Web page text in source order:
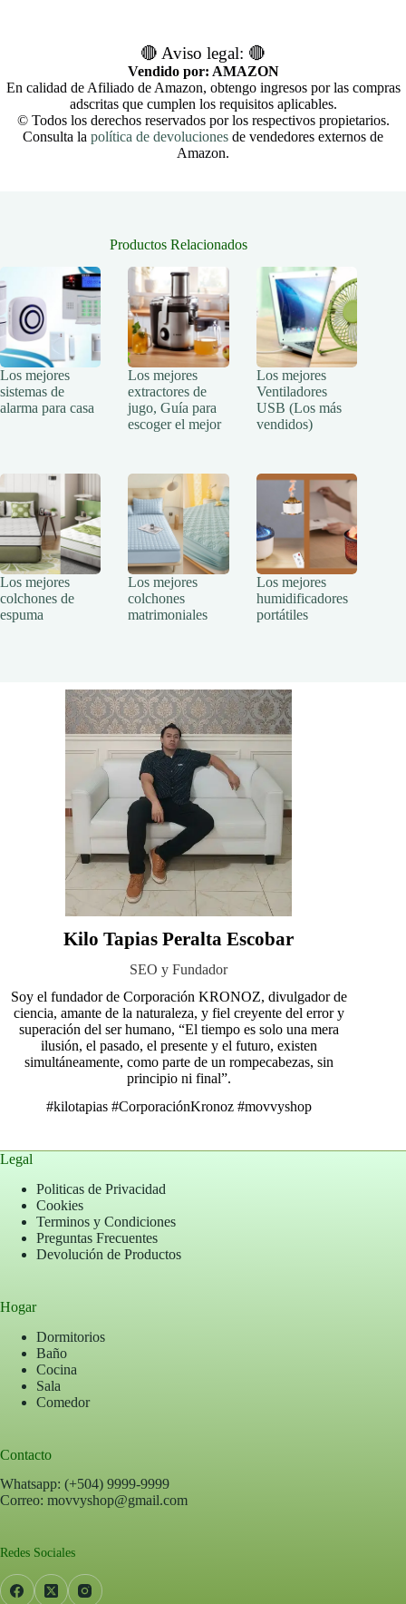
🔴 Aviso legal: 🔴
Vendido por: AMAZON
En calidad de Afiliado de Amazon, obtengo ingresos por las compras
adscritas que cumplen los requisitos aplicables.
© Todos los derechos reservados por los respectivos propietarios.
Consulta la política de devoluciones de vendedores externos de
Amazon.
Productos Relacionados
Los mejores
sistemas de
alarma para casa
Los mejores
extractores de
jugo, Guía para
escoger el mejor
Los mejores
Ventiladores
USB (Los más
vendidos)
Los mejores
colchones de
espuma
Los mejores
colchones
matrimoniales
Los mejores
humidificadores
portátiles
Kilo Tapias Peralta Escobar
SEO y Fundador
Soy el fundador de Corporación KRONOZ, divulgador de
ciencia, amante de la naturaleza, y fiel creyente del error y
superación del ser humano, “El tiempo es solo una mera
ilusión, el pasado, el presente y el futuro, existen
simultáneamente, como parte de un rompecabezas, sin
principio ni final”.
#kilotapias #CorporaciónKronoz #movvyshop
Legal
Politicas de Privacidad
Cookies
Terminos y Condiciones
Preguntas Frecuentes
Devolución de Productos
Hogar
Dormitorios
Baño
Cocina
Sala
Comedor
Contacto
Whatsapp: (+504) 9999-9999
Correo: movvyshop@gmail.com
Redes Sociales